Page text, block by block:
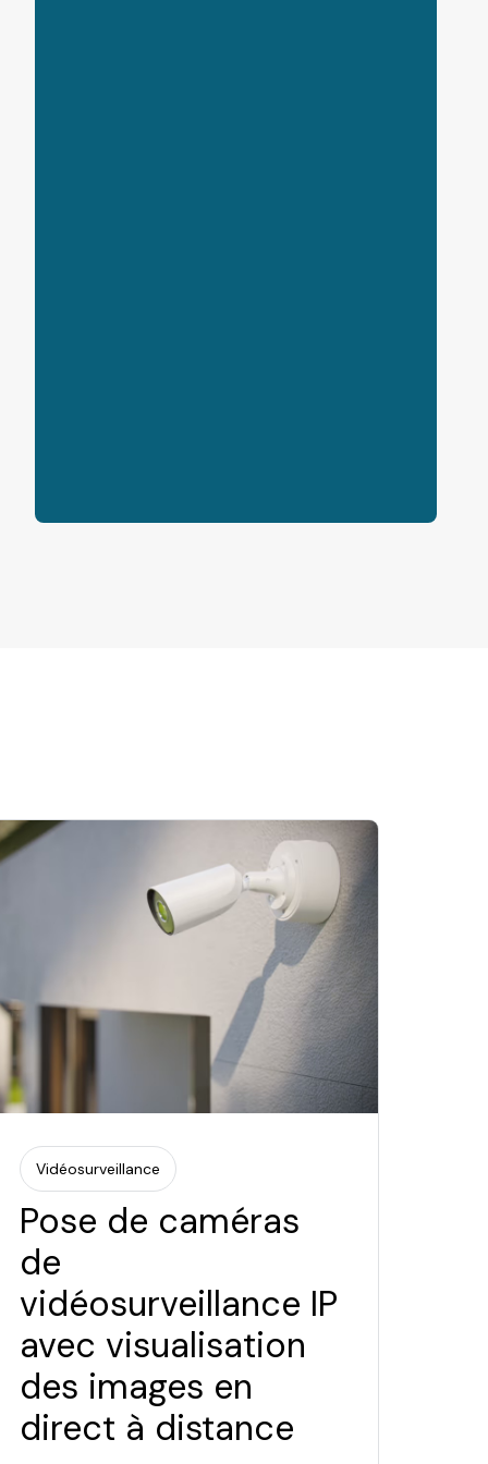
Vidéosurveillance
Pose de caméras
de
vidéosurveillance IP
avec visualisation
des images en
direct à distance